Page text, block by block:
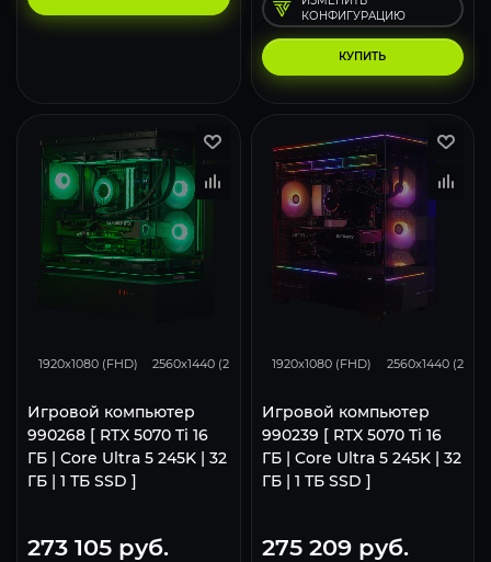
КУПИТЬ
КОНФИГУРАЦИЮ
1920x1080 (FHD) 2560x1440 (2K) 3840x2160 (4K)
Игровой компьютер
990268 [ RTX 5070 Ti 16
ГБ | Core Ultra 5 245K | 32
ГБ | 1 ТБ SSD ]
273 105 руб.
1920x1080 (FHD) 2560x1440 (2K)
Игровой компьютер
990239 [ RTX 5070 Ti 16
ГБ | Core Ultra 5 245K | 32
ГБ | 1 ТБ SSD ]
275 209руб.